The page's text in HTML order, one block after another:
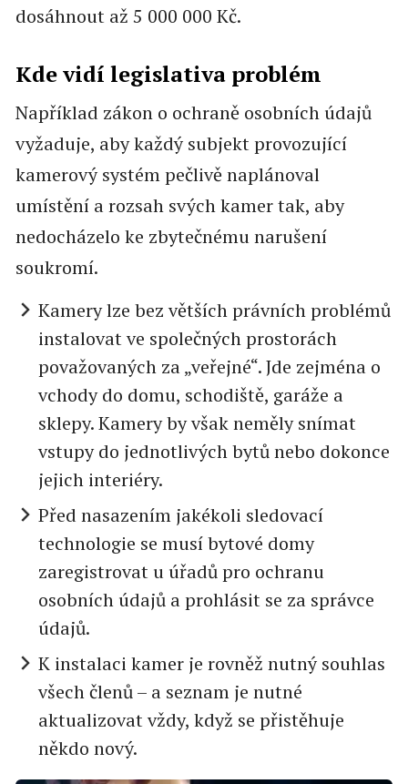
dosáhnout až 5 000 000 Kč.
Kde vidí legislativa problém
Například zákon o ochraně osobních údajů
vyžaduje, aby každý subjekt provozující
kamerový systém pečlivě naplánoval
umístění a rozsah svých kamer tak, aby
nedocházelo ke zbytečnému narušení
soukromí.
Kamery lze bez větších právních problémů
instalovat ve společných prostorách
považovaných za „veřejné“. Jde zejména o
vchody do domu, schodiště, garáže a
sklepy. Kamery by však neměly snímat
vstupy do jednotlivých bytů nebo dokonce
jejich interiéry.
Před nasazením jakékoli sledovací
technologie se musí bytové domy
zaregistrovat u úřadů pro ochranu
osobních údajů a prohlásit se za správce
údajů.
K instalaci kamer je rovněž nutný souhlas
všech členů – a seznam je nutné
aktualizovat vždy, když se přistěhuje
někdo nový.